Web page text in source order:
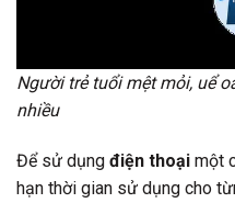
Người trẻ tuổi mệt mỏi, uể
nhiều
Để sử dụng điện thoại một
hạn thời gian sử dụng cho